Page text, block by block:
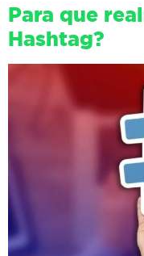
Para que
Hashtag?